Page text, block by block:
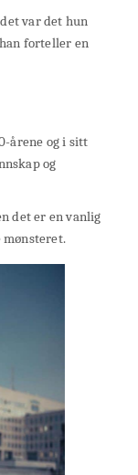
var det hun
forteller en
årene og i sitt
og
det er en vanlig